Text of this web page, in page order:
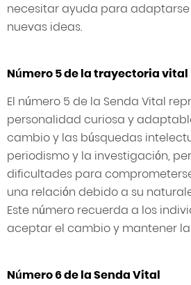
necesitar ayuda para
nuevas ideas.
Número 5 de la trayectoria vital
El número 5 de la Senda Vital
personalidad curiosa y
cambio y las búsquedas
periodismo y la investigación,
dificultades para
una relación debido a su
Este número recuerda a los
aceptar el cambio y mantener
Número 6 de la Senda Vital